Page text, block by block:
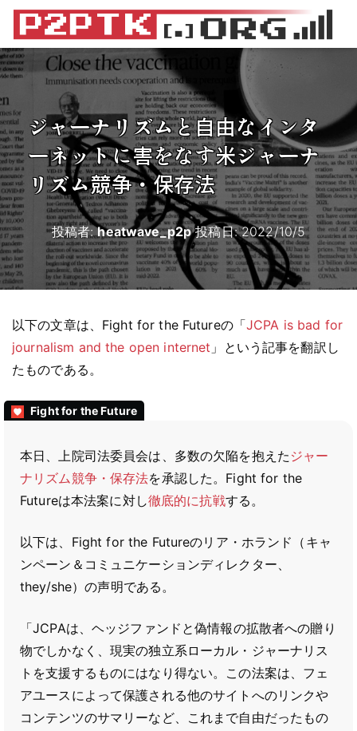
ジャーナリズムと自由なインタ
ーネットに害をなす米ジャーナ
リズム競争・保存法
投稿者:heatwave_p2p投稿日:2022/10/5
以下の文章は、Fight for the Futureの「JCPA is bad for
journalism and the open internet 」という記事を翻訳し
たものである。
Fight for the Future
本日、上院司法委員会は、多数の欠陥を抱えた ジャー
ナリズム競争・保存法を承認した。Fight for the
Futureは本法案に対し徹底的に抗戦する。
以下は、Fight for the Futureのリア・ホランド（キャ
ンペーン＆コミュニケーションディレクター、
they/she）の声明である。
「JCPAは、ヘッジファンドと偽情報の拡散者への贈り
物でしかなく、現実の独立系ローカル・ジャーナリス
トを支援するものにはなり得ない。この法案は、フェ
アユースによって保護される他のサイトへのリンクや
コンテンツのサマリーなど、これまで自由だったもの